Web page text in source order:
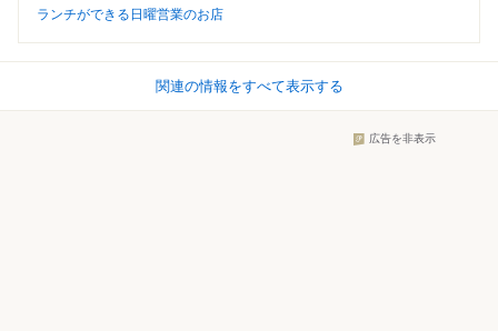
ランチができる日曜営業のお店
関連の情報をすべて表示する
広告を非表示